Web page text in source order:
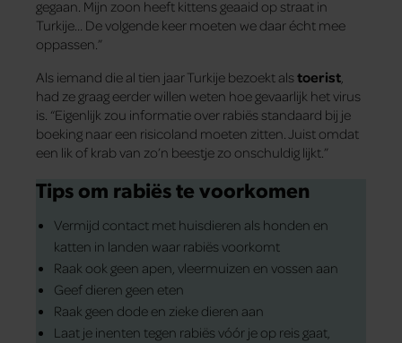
gegaan. Mijn zoon heeft kittens geaaid op straat in
Turkije… De volgende keer moeten we daar écht mee
oppassen.”
Als iemand die al tien jaar Turkije bezoekt alstoerist,
had ze graag eerder willen weten hoe gevaarlijk het virus
is. “Eigenlijk zou informatie over rabiës standaard bij je
boeking naar een risicoland moeten zitten. Juist omdat
een lik of krab van zo’n beestje zo onschuldig lijkt.”
Tips om rabiës te voorkomen
Vermijd contact met huisdieren als honden en
katten in landen waar rabiës voorkomt
Raak ook geen apen, vleermuizen en vossen aan
Geef dieren geen eten
Raak geen dode en zieke dieren aan
Laat je inenten tegen rabiës vóór je op reis gaat,